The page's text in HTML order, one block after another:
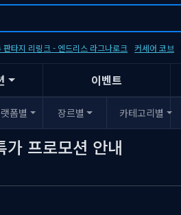
판타지 리링크 - 엔드리스 라그나로크 커세어 코브
이벤트
폼별 장르별 카테고리별
프로모션 안내